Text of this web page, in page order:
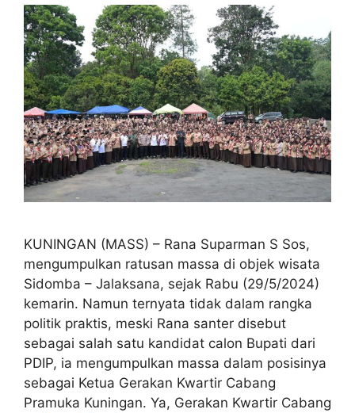
KUNINGAN (MASS) – Rana Suparman S Sos,
mengumpulkan ratusan massa di objek wisata
Sidomba – Jalaksana, sejak Rabu (29/5/2024)
kemarin. Namun ternyata tidak dalam rangka
politik praktis, meski Rana santer disebut
sebagai salah satu kandidat calon Bupati dari
PDIP, ia mengumpulkan massa dalam posisinya
sebagai Ketua Gerakan Kwartir Cabang
Pramuka Kuningan. Ya, Gerakan Kwartir Cabang